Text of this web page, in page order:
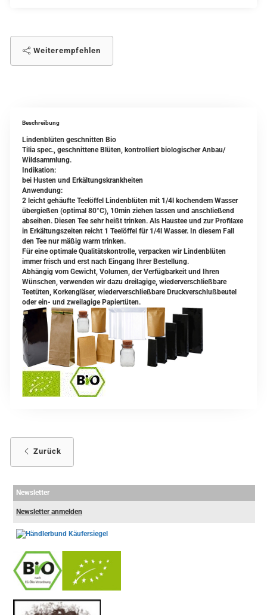
Weiterempfehlen
Beschreibung
Lindenblüten geschnitten Bio
Tilia spec., geschnittene Blüten, kontrolliert biologischer Anbau/
Wildsammlung.
Indikation:
bei Husten und Erkältungskrankheiten
Anwendung:
2 leicht gehäufte Teelöffel Lindenblüten mit 1/4l kochendem Wasser
übergießen (optimal 80°C), 10min ziehen lassen und anschließend
abseihen. Diesen Tee sehr heißt trinken. Als Haustee und zur Profilaxe
in Erkältungszeiten reicht 1 Teelöffel für 1/4l Wasser. In diesem Fall
den Tee nur mäßig warm trinken.
Für eine optimale Qualitätskontrolle, verpacken wir Lindenblüten
immer frisch und erst nach Eingang Ihrer Bestellung.
Abhängig vom Gewicht, Volumen, der Verfügbarkeit und Ihren
Wünschen, verwenden wir dazu dreilagige, wiederverschließbare
Teetüten, Korkengläser, wiederverschließbare Druckverschlußbeutel
oder ein- und zweilagige Papiertüten.
Zurück
Newsletter
Newsletter anmelden